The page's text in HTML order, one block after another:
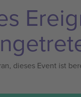
dieses Event ist